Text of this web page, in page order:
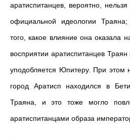
аратиспитанцев, вероятно,
официальной идеологии Траяна;
того, какое влияние она оказала
восприятии аратиспитанцев
уподобляется Юпитеру. При этом
город Аратисп находился в
Траяна, и это тоже могло
аратиспитанцами образа